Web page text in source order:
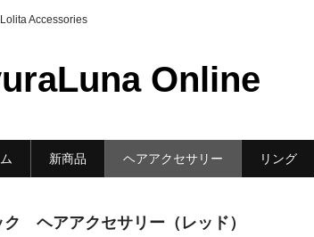
Accessories
Online
新商品 ヘアアクセサリー リング
ク ヘアアクセサリー（レッド）